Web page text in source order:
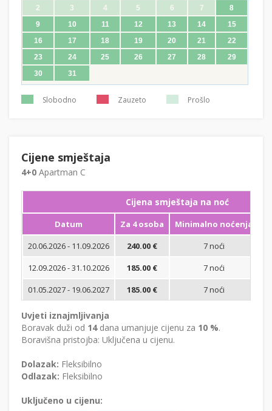
2
3 4 5 6 7
8
9
10 11 12 13 14
15
16
17 18 19 20 21
22
23
24 25 26 27 28
29
30
31
Slobodno Zauzeto Prošlo
Cijene smještaja
4+0 Apartman C
Cijena smještaja na noć
Datum Za 4 osoba
Minimalno noćenja
20.06.2026 - 11.09.2026
240.00 € 7 noći
12.09.2026 - 31.10.2026
185.00 € 7 noći
01.05.2027 - 19.06.2027
185.00 € 7 noći
Uvjeti iznajmljivanja
Boravak duži od 14dana umanjuje cijenu za 10 %.
Boravišna pristojba: Uključena u cijenu.
Dolazak: Fleksibilno
Odlazak: Fleksibilno
Uključeno u cijenu: